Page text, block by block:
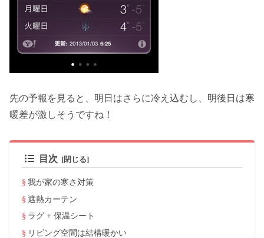
先の予報を見ると、明日はさらに冷え込むし、明後日は寒
暖差が激しそうですね！
目次
我が家の寒さ対策
遮熱カーテン
ラグ + 保温シート
リビング空間は結構暖かい